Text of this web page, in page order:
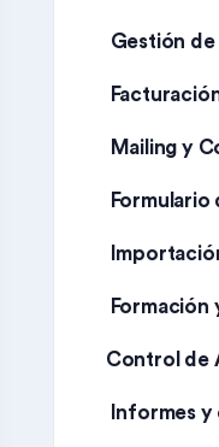
Gestión
Mailing y
Formulario
Formación
Control de
Informes y